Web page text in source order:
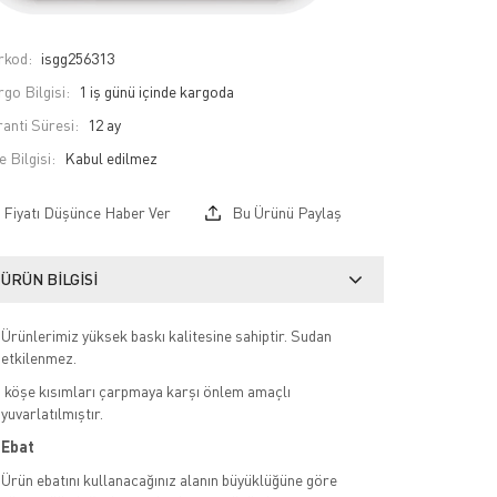
isgg256313
Bilgisi:
1 iş günü içinde kargoda
Süresi:
12 ay
Bilgisi:
Fiyatı Düşünce Haber Ver Bu Ürünü Paylaş
ÜRÜN BILGISI
Ürünlerimiz yüksek baskı kalitesine sahiptir. Sudan
etkilenmez.
köşe kısımları çarpmaya karşı önlem amaçlı
yuvarlatılmıştır.
Ebat
Ürün ebatını kullanacağınız alanın büyüklüğüne göre